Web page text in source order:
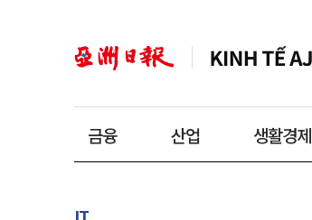
금융 산업 생활경제